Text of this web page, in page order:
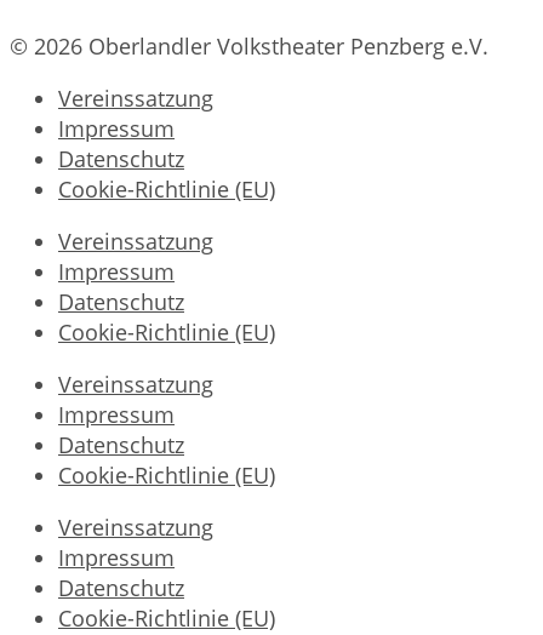
© 2026 Oberlandler Volkstheater Penzberg e.V.
Vereinssatzung
Impressum
Datenschutz
Cookie-Richtlinie (EU)
Vereinssatzung
Impressum
Datenschutz
Cookie-Richtlinie (EU)
Vereinssatzung
Impressum
Datenschutz
Cookie-Richtlinie (EU)
Vereinssatzung
Impressum
Datenschutz
Cookie-Richtlinie (EU)